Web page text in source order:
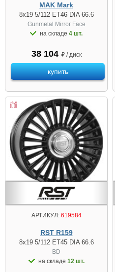
MAK Mark
8x19 5/112 ET46 DIA 66.6
Gunmetal Mirror Face
на складе 4 шт.
38 104 ₽ / диск
купить
АРТИКУЛ:619584
RST R159
8x19 5/112 ET45 DIA 66.6
BD
на складе 12 шт.